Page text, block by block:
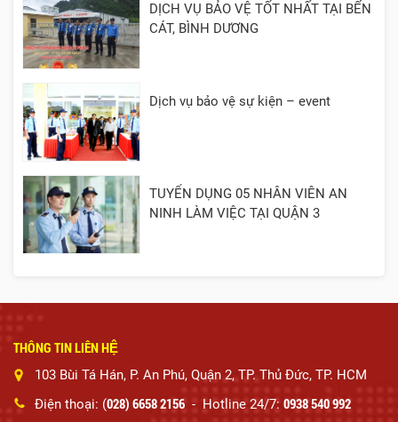
DỊCH VỤ BẢO VỆ TỐT NHẤT TẠI BẾN
CÁT, BÌNH DƯƠNG
Dịch vụ bảo vệ sự kiện – event
TUYỂN DỤNG 05 NHÂN VIÊN AN
NINH LÀM VIỆC TẠI QUẬN 3
THÔNG TIN LIÊN HỆ
103 Bùi Tá Hán, P. An Phú, Quận 2, TP. Thủ Đức, TP. HCM
Điện thoại: (028) 6658 2156 - Hotline 24/7: 0938 540 992